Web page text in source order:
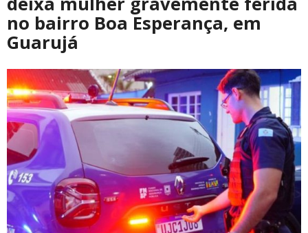
no bairro Boa Esperança, em
Guarujá